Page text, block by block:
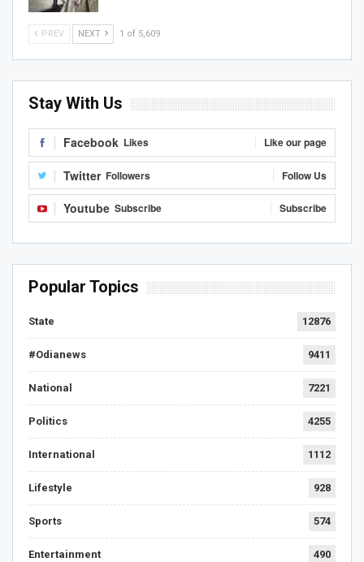
PREV NEXT 1 of 5,609
Stay With Us
Facebook Likes Like our page
Twitter Followers Follow Us
Youtube Subscribe Subscribe
Popular Topics
State 12876
#Odianews 9411
National 7221
Politics 4255
International 1112
Lifestyle 928
Sports 574
Entertainment 490